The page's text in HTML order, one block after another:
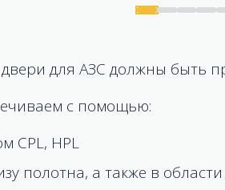
для АЗС должны быть
с помощью:
CPL, HPL
полотна, а также в области